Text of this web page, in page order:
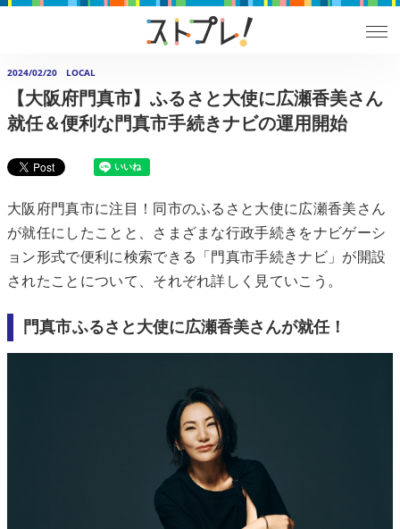
2024/02/20 LOCAL
【大阪府門真市】ふるさと大使に広瀬香美さん
就任＆便利な門真市手続きナビの運用開始
大阪府門真市に注目！同市のふるさと大使に広瀬香美さん
が就任にしたことと、さまざまな行政手続きをナビゲーシ
ョン形式で便利に検索できる「門真市手続きナビ」が開設
されたことについて、それぞれ詳しく見ていこう。
門真市ふるさと大使に広瀬香美さんが就任！